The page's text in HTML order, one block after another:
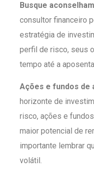
Busque
consultor financeiro
estratégia de
perfil de risco, seus
tempo até a
Ações e fundos de
horizonte de
risco, ações e
maior potencial de
importante lembrar
volátil.